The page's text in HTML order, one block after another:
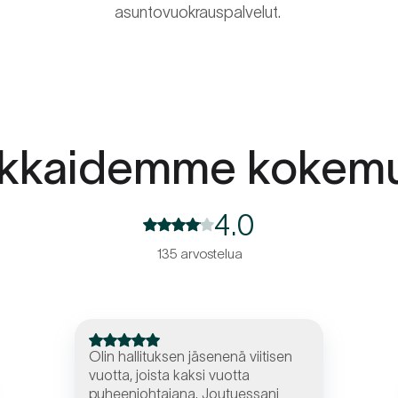
asuntovuokrauspalvelut.
4.0
135 arvostelua
Olin hallituksen jäsenenä viitisen
vuotta, joista kaksi vuotta
puheenjohtajana. Joutuessani